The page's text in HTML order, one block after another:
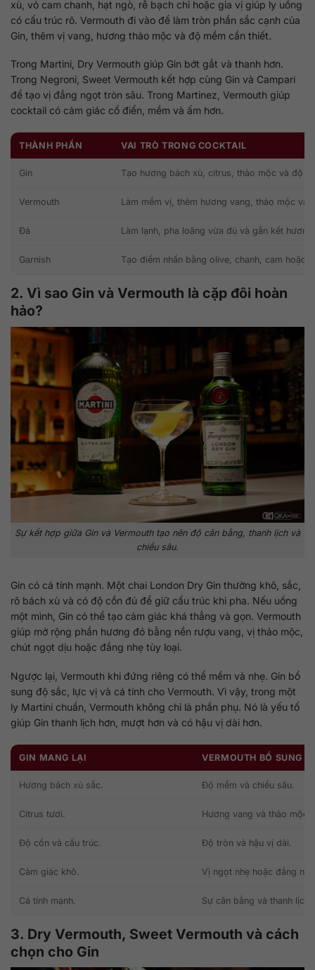
xù, vỏ cam chanh, hạt ngò, rễ bạch chỉ hoặc gia vị giúp ly uống
có cấu trúc rõ. Vermouth đi vào để làm tròn phần sắc cạnh của
Gin, thêm vị vang, hương thảo mộc và độ mềm cần thiết.
Trong Martini, Dry Vermouth giúp Gin bớt gắt và thanh hơn.
Trong Negroni, Sweet Vermouth kết hợp cùng Gin và Campari
để tạo vị đắng ngọt tròn sâu. Trong Martinez, Vermouth giúp
cocktail có cảm giác cổ điển, mềm và ấm hơn.
THÀNH PHẦN VAI TRÒ TRONG COCKTAIL
Gin Tạo hương bách xù, citrus, thảo mộc và độ
Vermouth Làm mềm vị, thêm hương vang, thảo mộc và
Đá Làm lạnh, pha loãng vừa đủ và gắn kết
Garnish Tạo điểm nhấn bằng olive, chanh, cam hoặc
2. Vì sao Gin và Vermouth là cặp đôi hoàn
hảo?
Sự kết hợp giữa Gin và Vermouth tạo nên độ cân bằng, thanh lịch và
chiều sâu.
Gin có cá tính mạnh. Một chai London Dry Gin thường khô, sắc,
rõ bách xù và có độ cồn đủ để giữ cấu trúc khi pha. Nếu uống
một mình, Gin có thể tạo cảm giác khá thẳng và gọn. Vermouth
giúp mở rộng phần hương đó bằng nền rượu vang, vị thảo mộc,
chút ngọt dịu hoặc đắng nhẹ tùy loại.
Ngược lại, Vermouth khi đứng riêng có thể mềm và nhẹ. Gin bổ
sung độ sắc, lực vị và cá tính cho Vermouth. Vì vậy, trong một
ly Martini chuẩn, Vermouth không chỉ là phần phụ. Nó là yếu tố
giúp Gin thanh lịch hơn, mượt hơn và có hậu vị dài hơn.
GIN MANG LẠI VERMOUTH BỔ SUNG
Hương bách xù sắc. Độ mềm và chiều sâu.
Citrus tươi. Hương vang và thảo mộc.
Độ cồn và cấu trúc. Độ tròn và hậu vị dài.
Cảm giác khô. Vị ngọt nhẹ hoặc đắng
Cá tính mạnh. Sự cân bằng và thanh lịch.
3. Dry Vermouth, Sweet Vermouth và cách
chọn cho Gin